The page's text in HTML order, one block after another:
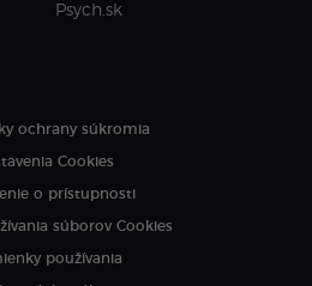
Psych.sk
ochrany súkromia
Cookies
o prístupnosti
súborov Cookies
používania